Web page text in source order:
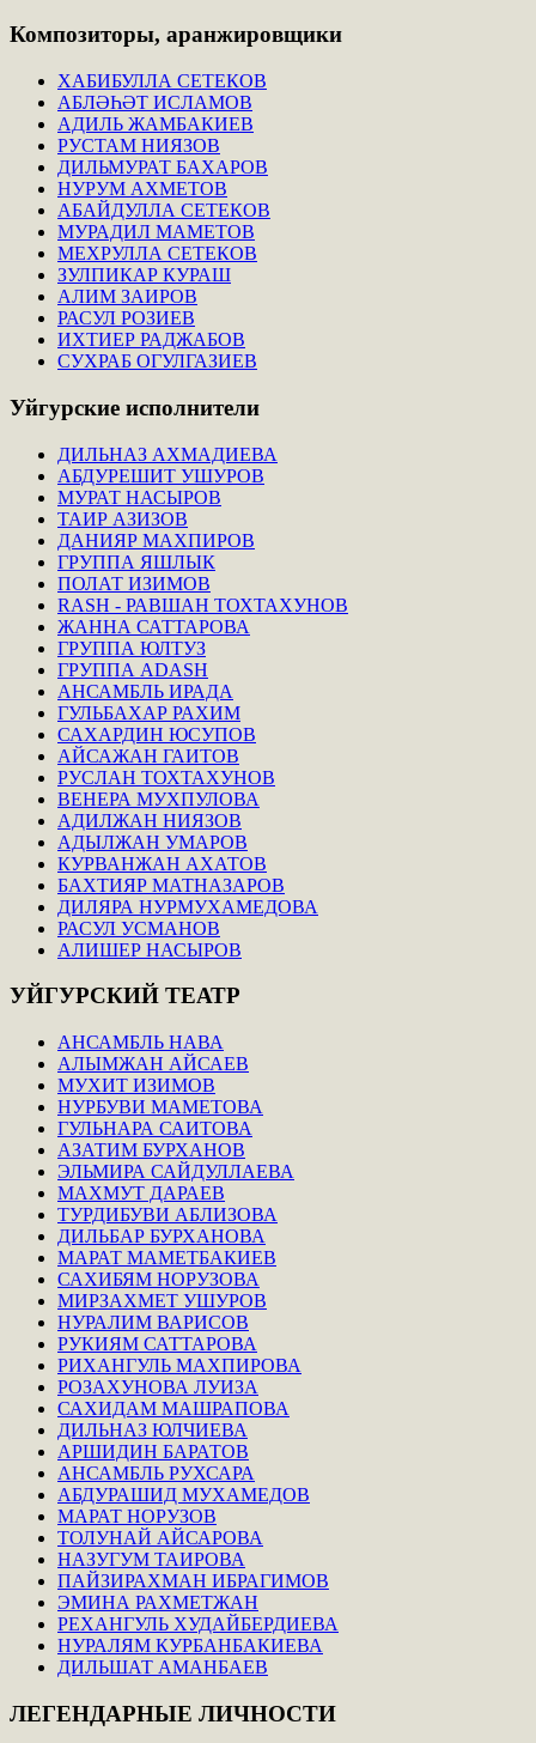
Композиторы, аранжировщики
ХАБИБУЛЛА СЕТЕКОВ
АБЛӘҺӘТ ИСЛАМОВ
АДИЛЬ ЖАМБАКИЕВ
РУСТАМ НИЯЗОВ
ДИЛЬМУРАТ БАХАРОВ
НУРУМ АХМЕТОВ
АБАЙДУЛЛА СЕТЕКОВ
МУРАДИЛ МАМЕТОВ
МЕХРУЛЛА СЕТЕКОВ
ЗУЛПИКАР КУРАШ
АЛИМ ЗАИРОВ
РАСУЛ РОЗИЕВ
ИХТИЕР РАДЖАБОВ
СУХРАБ ОГУЛГАЗИЕВ
Уйгурские исполнители
ДИЛЬНАЗ АХМАДИЕВА
АБДУРЕШИТ УШУРОВ
МУРАТ НАСЫРОВ
ТАИР АЗИЗОВ
ДАНИЯР МАХПИРОВ
ГРУППА ЯШЛЫК
ПОЛАТ ИЗИМОВ
RASH - РАВШАН ТОХТАХУНОВ
ЖАННА САТТАРОВА
ГРУППА ЮЛТУЗ
ГРУППА ADASH
АНСАМБЛЬ ИРАДА
ГУЛЬБАХАР РАХИМ
САХАРДИН ЮСУПОВ
АЙСАЖАН ГАИТОВ
РУСЛАН ТОХТАХУНОВ
ВЕНЕРА МУХПУЛОВА
АДИЛЖАН НИЯЗОВ
АДЫЛЖАН УМАРОВ
КУРВАНЖАН АХАТОВ
БАХТИЯР МАТНАЗАРОВ
ДИЛЯРА НУРМУХАМЕДОВА
РАСУЛ УСМАНОВ
АЛИШЕР НАСЫРОВ
УЙГУРСКИЙ ТЕАТР
АНСАМБЛЬ НАВА
АЛЫМЖАН АЙСАЕВ
МУХИТ ИЗИМОВ
НУРБУВИ МАМЕТОВА
ГУЛЬНАРА САИТОВА
АЗАТИМ БУРХАНОВ
ЭЛЬМИРА САЙДУЛЛАЕВА
МАХМУТ ДАРАЕВ
ТУРДИБУВИ АБЛИЗОВА
ДИЛЬБАР БУРХАНОВА
МАРАТ МАМЕТБАКИЕВ
САХИБЯМ НОРУЗОВА
МИРЗАХМЕТ УШУРОВ
НУРАЛИМ ВАРИСОВ
РУКИЯМ САТТАРОВА
РИХАНГУЛЬ МАХПИРОВА
РОЗАХУНОВА ЛУИЗА
САХИДАМ МАШРАПОВА
ДИЛЬНАЗ ЮЛЧИЕВА
АРШИДИН БАРАТОВ
АНСАМБЛЬ РУХСАРА
АБДУРАШИД МУХАМЕДОВ
МАРАТ НОРУЗОВ
ТОЛУНАЙ АЙСАРОВА
НАЗУГУМ ТАИРОВА
ПАЙЗИРАХМАН ИБРАГИМОВ
ЭМИНА РАХМЕТЖАН
РЕХАНГУЛЬ ХУДАЙБЕРДИЕВА
НУРАЛЯМ КУРБАНБАКИЕВА
ДИЛЬШАТ АМАНБАЕВ
ЛЕГЕНДАРНЫЕ ЛИЧНОСТИ